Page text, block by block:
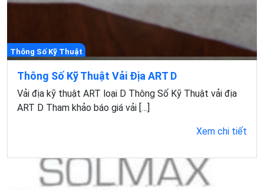
Thông Số Kỹ Thuật
Thông Số Kỹ Thuật Vải Địa ART D
Vải địa kỹ thuật ART loại D Thông Số Kỹ Thuật vải địa
ART D Tham khảo báo giá vải […]
Xem chi tiết